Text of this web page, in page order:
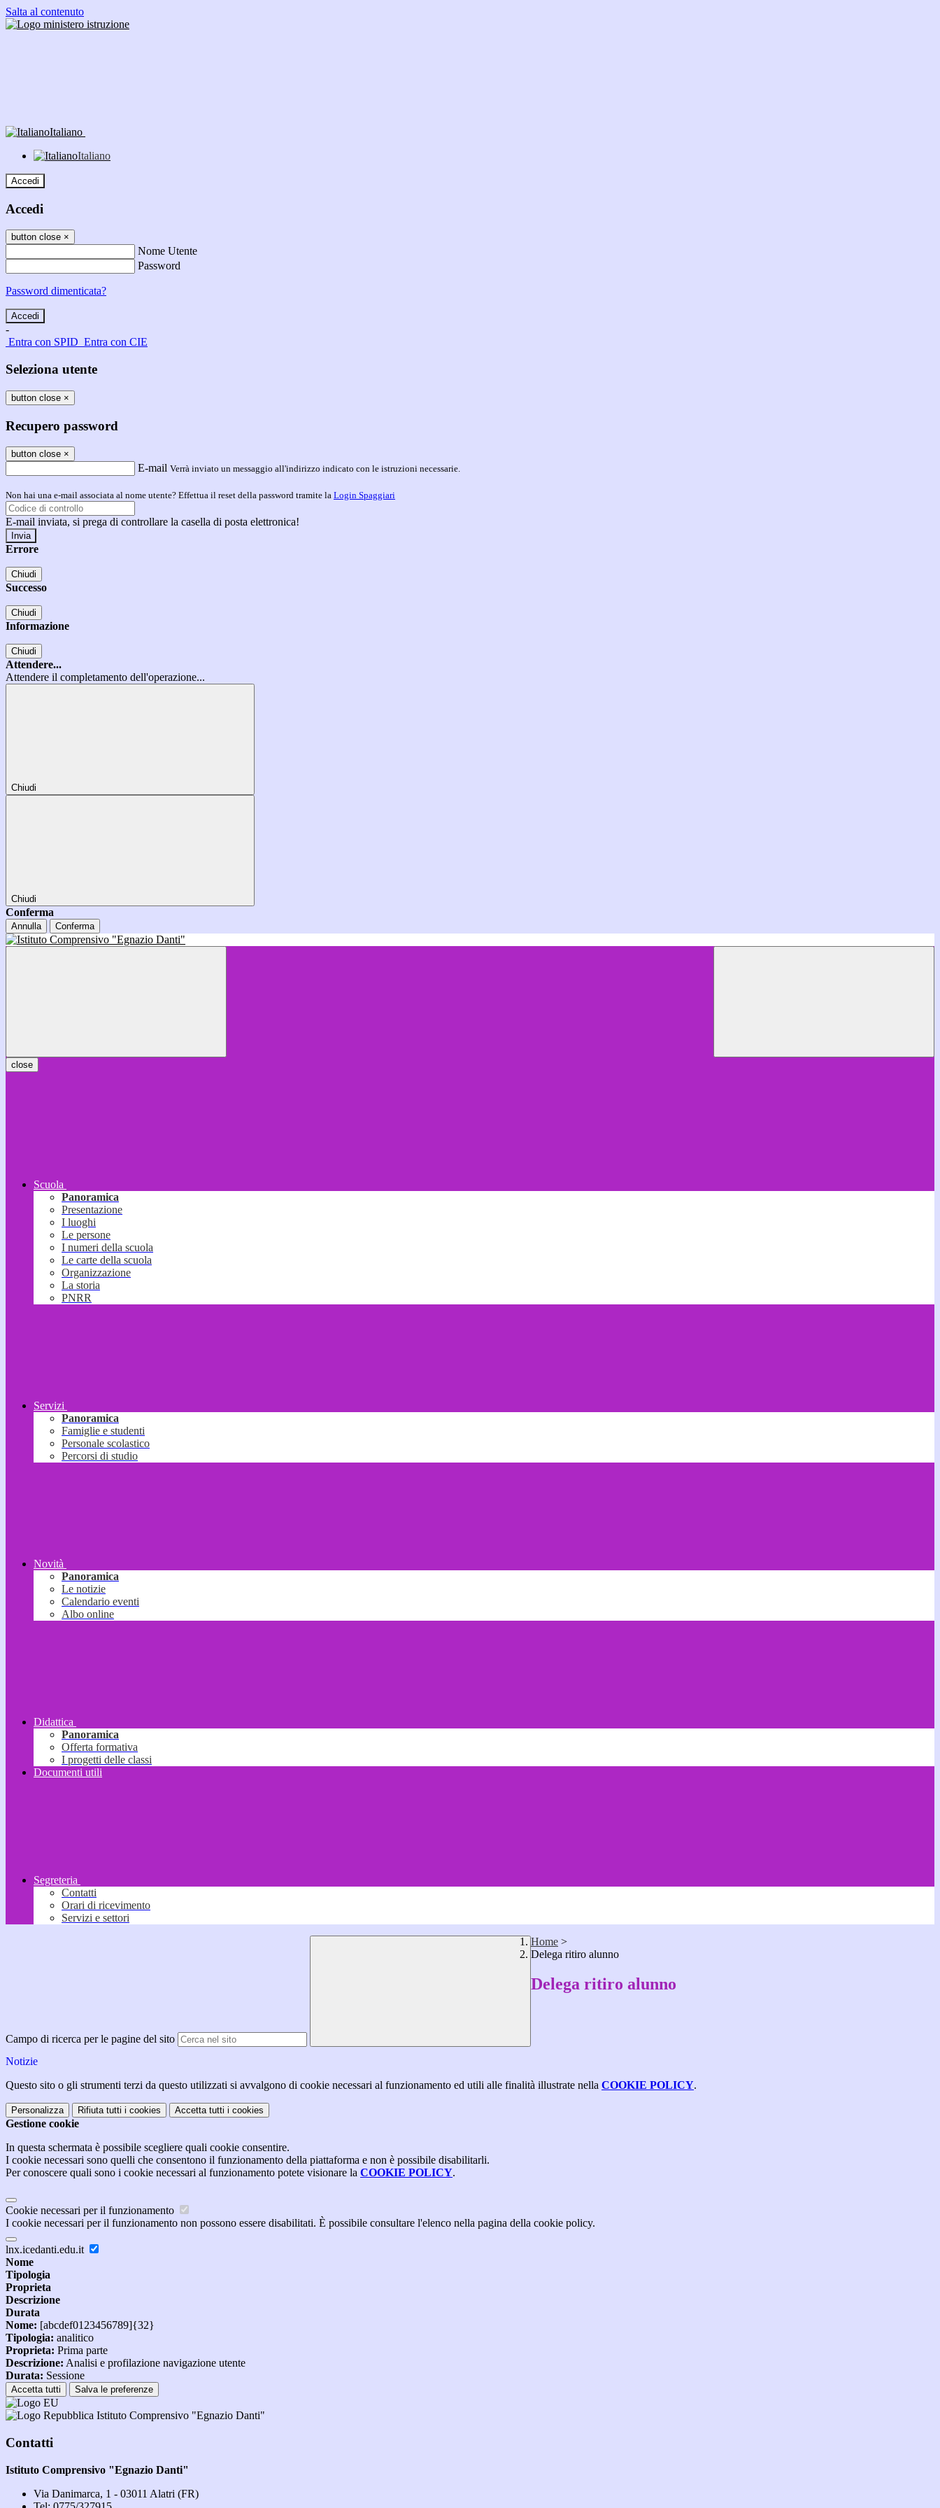
Salta al contenuto
Italiano
Italiano
Accedi
Accedi
button close ×
Nome Utente
Password
Password dimenticata?
-
Entra con SPID Entra con CIE
Seleziona utente
button close ×
Recupero password
button close ×
E-mail Verrà inviato un messaggio all'indirizzo indicato con le istruzioni necessarie.
Non hai una e-mail associata al nome utente? Effettua il reset della password tramite la Login Spaggiari
E-mail inviata, si prega di controllare la casella di posta elettronica!
Errore
Chiudi
Successo
Chiudi
Informazione
Chiudi
Attendere...
Attendere il completamento dell'operazione...
Chiudi
Chiudi
Conferma
Annulla Conferma
close
Scuola
Panoramica
Presentazione
I luoghi
Le persone
I numeri della scuola
Le carte della scuola
Organizzazione
La storia
PNRR
Servizi
Panoramica
Famiglie e studenti
Personale scolastico
Percorsi di studio
Novità
Panoramica
Le notizie
Calendario eventi
Albo online
Didattica
Panoramica
Offerta formativa
I progetti delle classi
Documenti utili
Segreteria
Contatti
Orari di ricevimento
Servizi e settori
Campo di ricerca per le pagine del sito
Home >
Delega ritiro alunno
Delega ritiro alunno
Notizie
Questo sito o gli strumenti terzi da questo utilizzati si avvalgono di cookie necessari al funzionamento ed utili alle finalità illustrate nella COOKIE POLICY.
Personalizza Rifiuta tutti i cookies Accetta tutti i cookies
Gestione cookie
In questa schermata è possibile scegliere quali cookie consentire.
I cookie necessari sono quelli che consentono il funzionamento della piattaforma e non è possibile disabilitarli.
Per conoscere quali sono i cookie necessari al funzionamento potete visionare la COOKIE POLICY.
Cookie necessari per il funzionamento
I cookie necessari per il funzionamento non possono essere disabilitati. È possibile consultare l'elenco nella pagina della cookie policy.
lnx.icedanti.edu.it
Nome
Tipologia
Proprieta
Descrizione
Durata
Nome: [abcdef0123456789]{32}
Tipologia: analitico
Proprieta: Prima parte
Descrizione: Analisi e profilazione navigazione utente
Durata: Sessione
Accetta tutti Salva le preferenze
Istituto Comprensivo "Egnazio Danti"
Contatti
Istituto Comprensivo "Egnazio Danti"
Via Danimarca, 1 - 03011 Alatri (FR)